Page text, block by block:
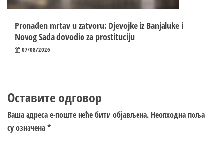
Pronađen mrtav u zatvoru: Djevojke iz Banjaluke i
Novog Sada dovodio za prostituciju
07/08/2026
Оставите одговор
Ваша адреса е-поште неће бити објављена. Неопходна поља
су означена*